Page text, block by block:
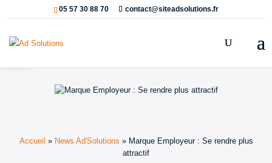
Ouvrir la barre d’outils
05 57 30 88 70 contact@siteadsolutions.fr
Accueil » News Ad'Solutions »Marque Employeur : Se rendre plus
attractif